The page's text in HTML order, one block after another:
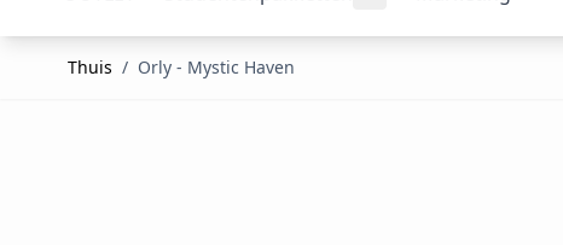
Thuis / Orly - Mystic Haven